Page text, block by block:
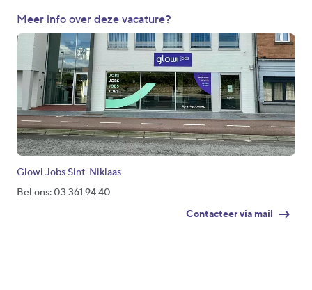
Meer info over deze vacature?
Glowi Jobs Sint-Niklaas
Bel ons: 03 361 94 40
Contacteer via mail